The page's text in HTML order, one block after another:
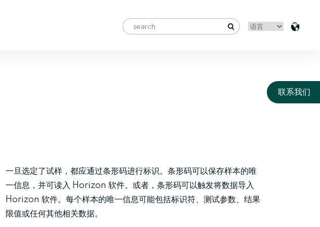
一旦选定了试样，都应通过条形码进行标识。条形码可以保存样本的唯
一信息，并可读入 Horizo​​n 软件。或者，条形码可以触发将数据导入
Horizo​​n 软件。每个样本的唯一信息可能包括标识符、测试参数、结果
限值或任何其他相关数据。
联系我们